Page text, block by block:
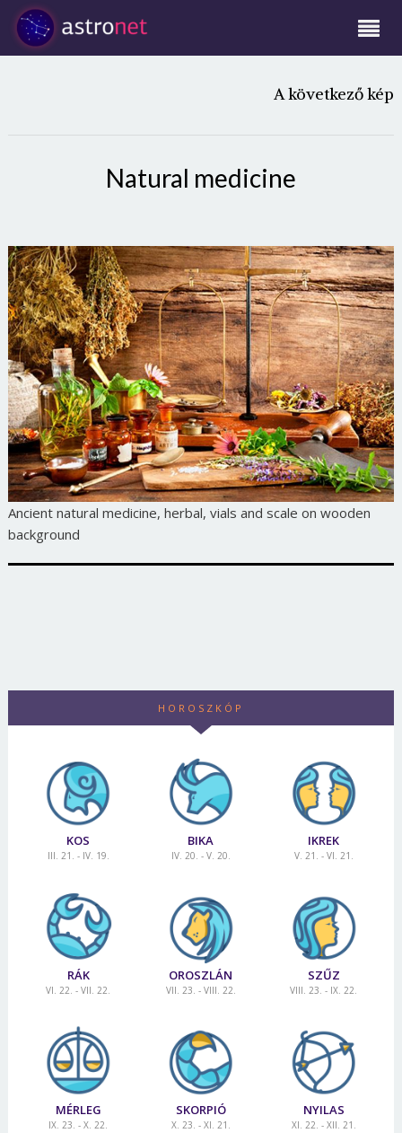
A következő kép
Natural medicine
Ancient natural medicine, herbal, vials and scale on wooden
background
HOROSZKÓP
KOS
III. 21. - IV. 19.
BIKA
IV. 20. - V. 20.
IKREK
V. 21. - VI. 21.
RÁK
VI. 22. - VII. 22.
OROSZLÁN
VII. 23. - VIII. 22.
SZŰZ
VIII. 23. - IX. 22.
MÉRLEG
IX. 23. - X. 22.
SKORPIÓ
X. 23. - XI. 21.
NYILAS
XI. 22. - XII. 21.